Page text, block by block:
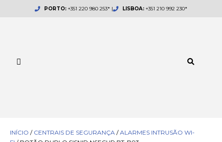
PORTO: +351 220 980 253* | LISBOA:+351 210 992 230*
INÍCIO / CENTRAIS DE SEGURANÇA /ALARMES INTRUSÃO WI-